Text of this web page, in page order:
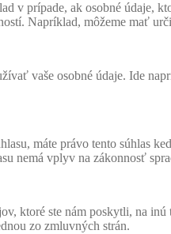
v prípade, ak osobné údaje,
Napríklad, môžeme mať
vaše osobné údaje. Ide
máte právo tento
nemá vplyv na zákonnosť
ktoré ste nám poskytli, na
zo zmluvných strán.